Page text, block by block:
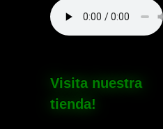
Visita nuestra
tienda!